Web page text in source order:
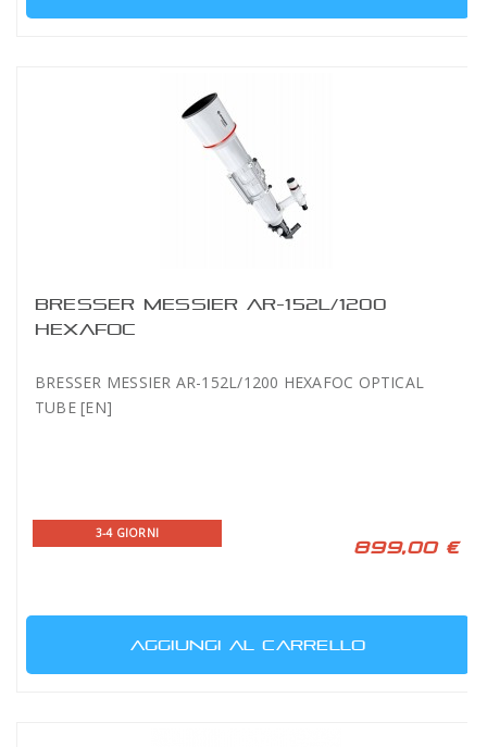
BRESSER MESSIER AR-152L/1200
HEXAFOC
BRESSER MESSIER AR-152L/1200 HEXAFOC OPTICAL
TUBE [EN]
3-4 GIORNI
899,00 €
AGGIUNGI AL CARRELLO